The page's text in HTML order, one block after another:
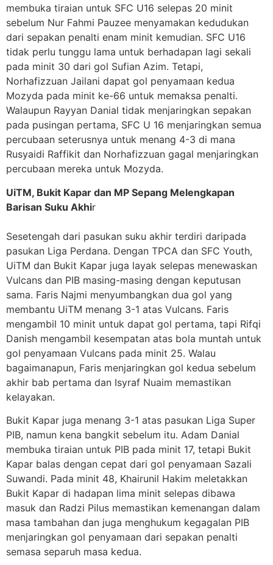
membuka tiraian untuk SFC U16 selepas 20 minit
sebelum Nur Fahmi Pauzee menyamakan kedudukan
dari sepakan penalti enam minit kemudian. SFC U16
tidak perlu tunggu lama untuk berhadapan lagi sekali
pada minit 30 dari gol Sufian Azim. Tetapi,
Norhafizzuan Jailani dapat gol penyamaan kedua
Mozyda pada minit ke-66 untuk memaksa penalti.
Walaupun Rayyan Danial tidak menjaringkan sepakan
pada pusingan pertama, SFC U 16 menjaringkan semua
percubaan seterusnya untuk menang 4-3 di mana
Rusyaidi Raffikit dan Norhafizzuan gagal menjaringkan
percubaan mereka untuk Mozyda.
UiTM, Bukit Kapar dan MP Sepang Melengkapan
Barisan Suku Akhir
Sesetengah dari pasukan suku akhir terdiri daripada
pasukan Liga Perdana. Dengan TPCA dan SFC Youth,
UiTM dan Bukit Kapar juga layak selepas menewaskan
Vulcans dan PIB masing-masing dengan keputusan
sama. Faris Najmi menyumbangkan dua gol yang
membantu UiTM menang 3-1 atas Vulcans. Faris
mengambil 10 minit untuk dapat gol pertama, tapi Rifqi
Danish mengambil kesempatan atas bola muntah untuk
gol penyamaan Vulcans pada minit 25. Walau
bagaimanapun, Faris menjaringkan gol kedua sebelum
akhir bab pertama dan Isyraf Nuaim memastikan
kelayakan.
Bukit Kapar juga menang 3-1 atas pasukan Liga Super
PIB, namun kena bangkit sebelum itu. Adam Danial
membuka tiraian untuk PIB pada minit 17, tetapi Bukit
Kapar balas dengan cepat dari gol penyamaan Sazali
Suwandi. Pada minit 48, Khairunil Hakim meletakkan
Bukit Kapar di hadapan lima minit selepas dibawa
masuk dan Radzi Pilus memastikan kemenangan dalam
masa tambahan dan juga menghukum kegagalan PIB
menjaringkan gol penyamaan dari sepakan penalti
semasa separuh masa kedua.